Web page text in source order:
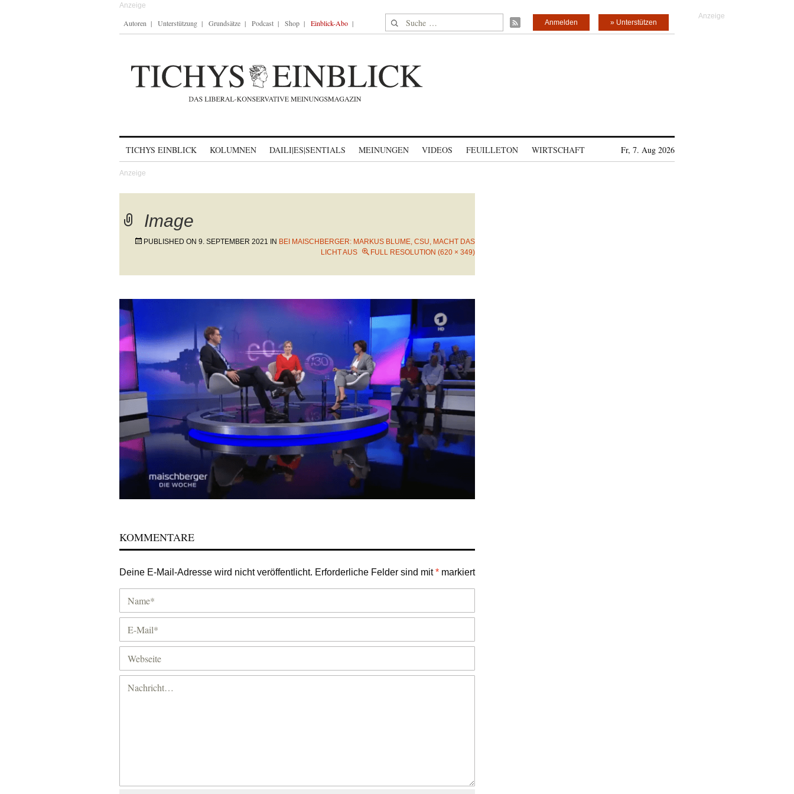
Autoren Unterstützung Grundsätze Podcast Shop Einblick-Abo Suche nach: » Unterstützen
Anmelden
TICHYS EINBLICK KOLUMNEN DAILI|ES|SENTIALS MEINUNGEN VIDEOS FEUILLETON WIRTSCHAFT Fr, 7. Aug 2026
Image
PUBLISHED ON 9. SEPTEMBER 2021 IN BEI MAISCHBERGER: MARKUS BLUME, CSU, MACHT DAS
LICHT AUS
FULL RESOLUTION (620 × 349)
KOMMENTARE
Deine E-Mail-Adresse wird nicht veröffentlicht. Erforderliche Felder sind mit* markiert